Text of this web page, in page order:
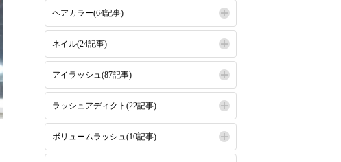
ヘアカラー(64記事)
ネイル(24記事)
アイラッシュ(87記事)
ラッシュアディクト(22記事)
ボリュームラッシュ(10記事)